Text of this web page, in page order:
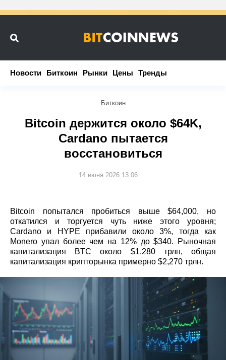
Новости Биткоин Рынки Цены Тренды
Новости Биткоин Рынки Цены Тренды
Биткоин
Bitcoin держится около $64K,
Cardano пытается
восстановиться
14 июня 2026 13:06
Bitcoin попытался пробиться выше $64,000, но
откатился и торгуется чуть ниже этого уровня;
Cardano и HYPE прибавили около 3%, тогда как
Monero упал более чем на 12% до $340. Рыночная
капитализация BTC около $1,280 трлн, общая
капитализация крипторынка примерно $2,270 трлн.